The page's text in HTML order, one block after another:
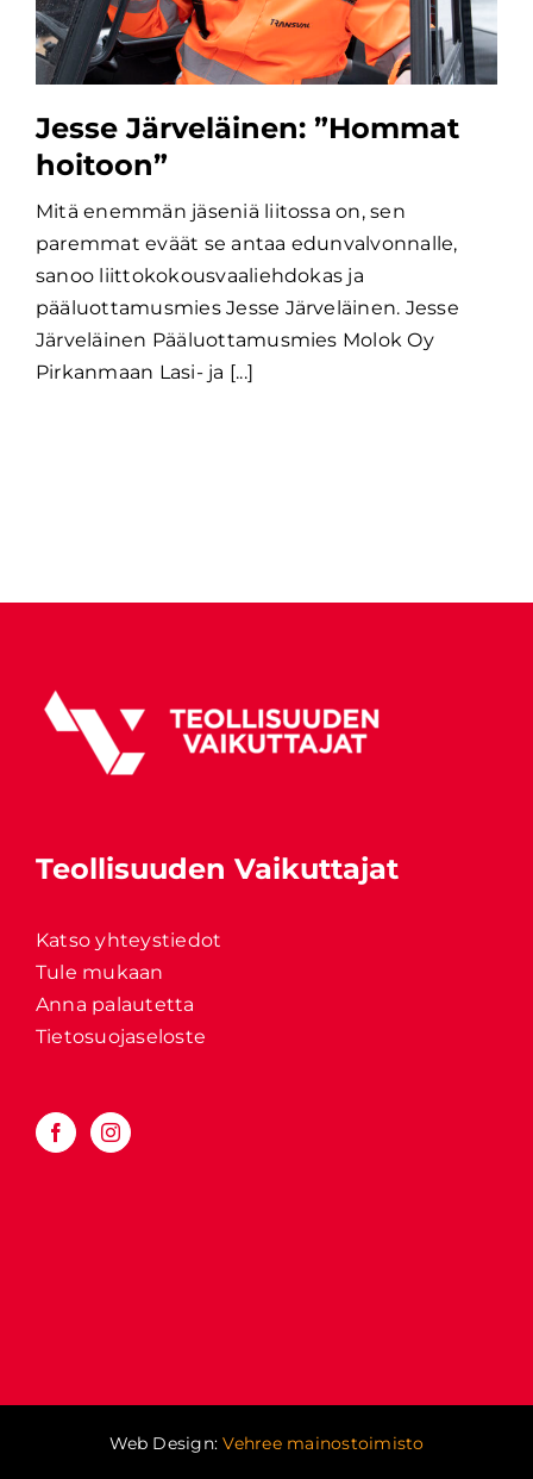
Jesse Järveläinen: ”Hommat
hoitoon”
Mitä enemmän jäseniä liitossa on, sen
paremmat eväät se antaa edunvalvonnalle,
sanoo liittokokousvaaliehdokas ja
pääluottamusmies Jesse Järveläinen. Jesse
Järveläinen Pääluottamusmies Molok Oy
Pirkanmaan Lasi- ja [...]
Teollisuuden Vaikuttajat
Katso yhteystiedot
Tule mukaan
Anna palautetta
Tietosuojaseloste
Web Design:Vehree mainostoimisto